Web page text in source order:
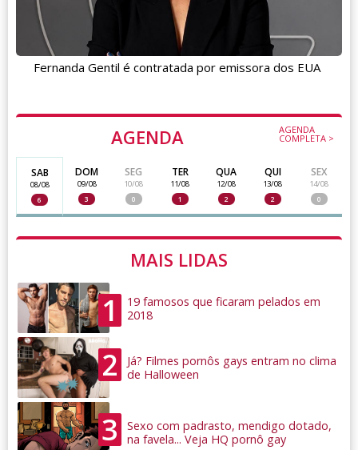
AGENDA AGENDA
COMPLETA >
SAB
08/08
6
DOM
09/08
3
SEG
10/08
0
TER
11/08
1
QUA
12/08
2
QUI
13/08
2
SEX
14/08
0
MAIS LIDAS
1
19 famosos que ficaram pelados em
2018
2
Já? Filmes pornôs gays entram no clima
de Halloween
3
Sexo com padrasto, mendigo dotado,
na favela... Veja HQ pornô gay
Fernanda Gentil é contratada por emissora dos EUA